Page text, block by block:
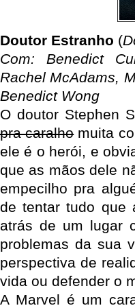
Doutor Estranho (
Com: Benedict
Rachel McAdams,
Benedict Wong
O doutor Stephen
pra caralhomuita
ele é o herói, e
que as mãos dele
empecilho pra
de tentar tudo que
atrás de um lugar
problemas da sua
perspectiva de
vida ou defender o
A Marvel é um